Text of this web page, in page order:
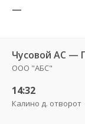
—
Чусовой АС —
ООО "АБС"
14:32
Калино д. отворот